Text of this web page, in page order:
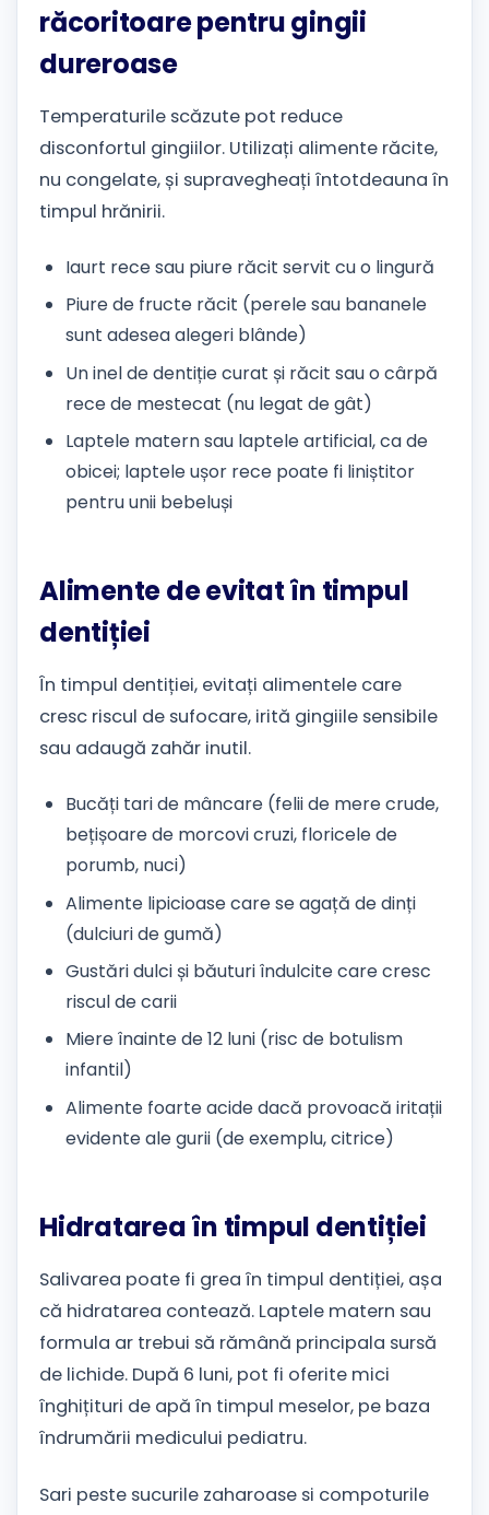
răcoritoare pentru gingii
dureroase
Temperaturile scăzute pot reduce
disconfortul gingiilor. Utilizați alimente răcite,
nu congelate, și supravegheați întotdeauna în
timpul hrănirii.
Iaurt rece sau piure răcit servit cu o lingură
Piure de fructe răcit (perele sau bananele
sunt adesea alegeri blânde)
Un inel de dentiție curat și răcit sau o cârpă
rece de mestecat (nu legat de gât)
Laptele matern sau laptele artificial, ca de
obicei; laptele ușor rece poate fi liniștitor
pentru unii bebeluși
Alimente de evitat în timpul
dentiției
În timpul dentiției, evitați alimentele care
cresc riscul de sufocare, irită gingiile sensibile
sau adaugă zahăr inutil.
Bucăți tari de mâncare (felii de mere crude,
bețișoare de morcovi cruzi, floricele de
porumb, nuci)
Alimente lipicioase care se agață de dinți
(dulciuri de gumă)
Gustări dulci și băuturi îndulcite care cresc
riscul de carii
Miere înainte de 12 luni (risc de botulism
infantil)
Alimente foarte acide dacă provoacă iritații
evidente ale gurii (de exemplu, citrice)
Hidratarea în timpul dentiției
Salivarea poate fi grea în timpul dentiției, așa
că hidratarea contează. Laptele matern sau
formula ar trebui să rămână principala sursă
de lichide. După 6 luni, pot fi oferite mici
înghițituri de apă în timpul meselor, pe baza
îndrumării medicului pediatru.
Sari peste sucurile zaharoase si compoturile